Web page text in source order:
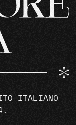
ITALIANO